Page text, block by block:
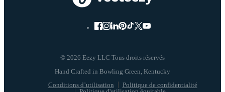
© 2026 Eezy LLC Tous droits réservés
Conditions d’utilisation
Politique de confidentialité